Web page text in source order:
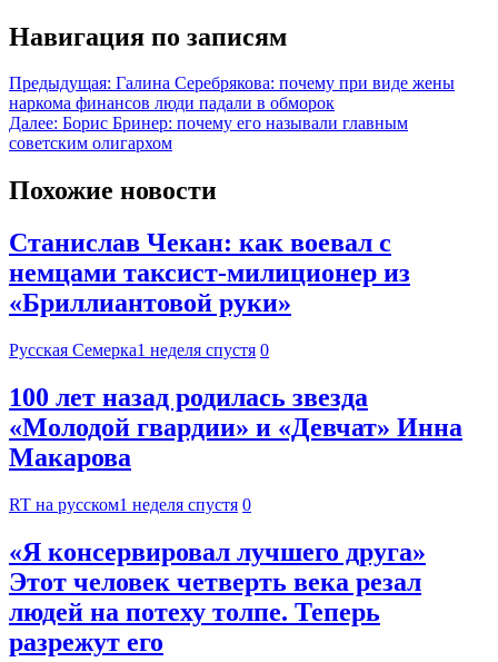
Навигация по записям
Предыдущая: Галина Серебрякова: почему при виде жены
наркома финансов люди падали в обморок
Далее: Борис Бринер: почему его называли главным
советским олигархом
Похожие новости
Станислав Чекан: как воевал с
немцами таксист-милиционер из
«Бриллиантовой руки»
Русская Семерка1 неделя спустя 0
100 лет назад родилась звезда
«Молодой гвардии» и «Девчат» Инна
Макарова
RT на русском1 неделя спустя 0
«Я консервировал лучшего друга»
Этот человек четверть века резал
людей на потеху толпе. Теперь
разрежут его